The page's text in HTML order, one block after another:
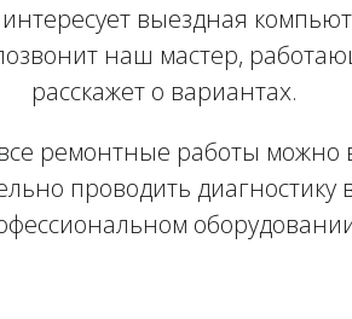
выездная
наш мастер,
расскажет о вариантах.
ремонтные работы
проводить